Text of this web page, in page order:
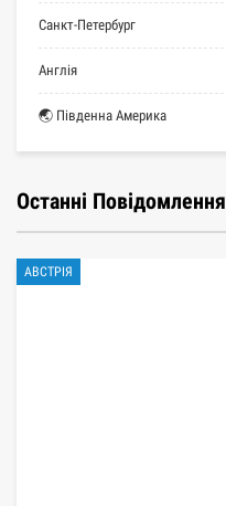
Санкт-Петербург
Англія
🌏 Південна Америка
Останні Повідомлення
АВСТРІЯ